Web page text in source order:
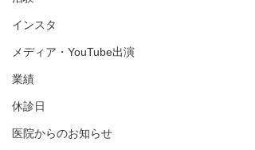
インスタ
メディア・YouTube出演
業績
休診日
医院からのお知らせ